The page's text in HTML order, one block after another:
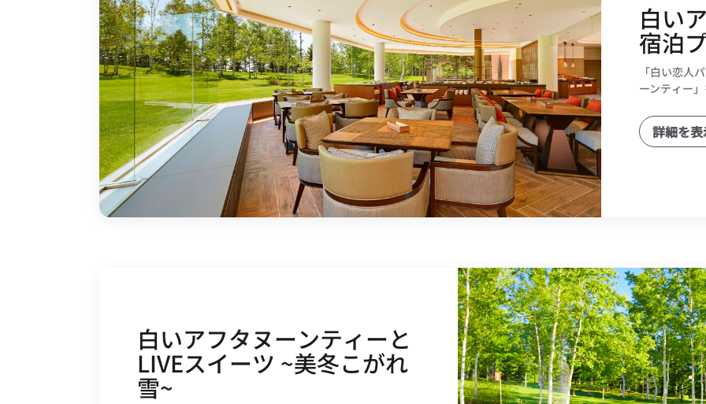
白い
宿泊
「白い恋人
ーンティー
詳細を
白いアフタヌーンティーと
LIVEスイーツ ~美冬こがれ
雪~